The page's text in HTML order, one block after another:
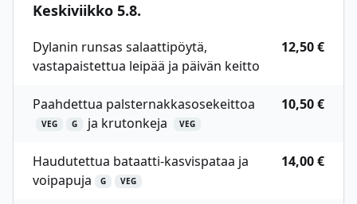
Keskiviikko 5.8.
Dylanin runsas salaattipöytä,
vastapaistettua leipää ja päivän keitto
12,50 €
Paahdettua palsternakkasosekeittoa
VEG G ja krutonkeja VEG
10,50 €
Haudutettua bataatti-kasvispataa ja
voipapuja
G VEG
14,00 €